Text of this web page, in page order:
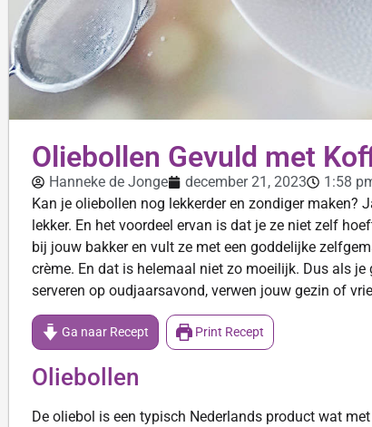
Oliebollen Gevuld met
Hanneke de Jonge december 21, 2023
1:58
Kan je oliebollen nog lekkerder en zondiger
lekker. En het voordeel ervan is dat je ze niet zelf
bij jouw bakker en vult ze met een goddelijke
crème. En dat is helemaal niet zo moeilijk. Dus als
serveren op oudjaarsavond, verwen jouw gezin of
Ga naar Recept Print Recept
Oliebollen
De oliebol is een typisch Nederlands product wat